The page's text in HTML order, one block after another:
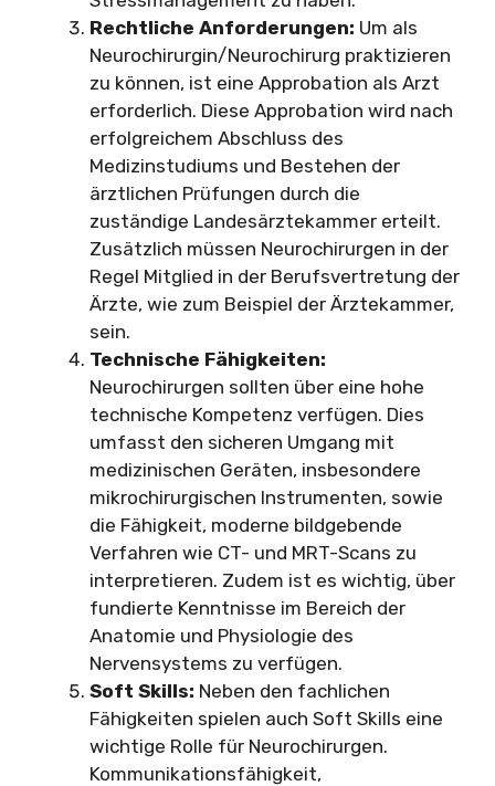
Rechtliche Anforderungen: Um als
Neurochirurgin/Neurochirurg praktizieren
zu können, ist eine Approbation als Arzt
erforderlich. Diese Approbation wird nach
erfolgreichem Abschluss des
Medizinstudiums und Bestehen der
ärztlichen Prüfungen durch die
zuständige Landesärztekammer erteilt.
Zusätzlich müssen Neurochirurgen in der
Regel Mitglied in der Berufsvertretung der
Ärzte, wie zum Beispiel der Ärztekammer,
sein.
Technische Fähigkeiten:
Neurochirurgen sollten über eine hohe
technische Kompetenz verfügen. Dies
umfasst den sicheren Umgang mit
medizinischen Geräten, insbesondere
mikrochirurgischen Instrumenten, sowie
die Fähigkeit, moderne bildgebende
Verfahren wie CT- und MRT-Scans zu
interpretieren. Zudem ist es wichtig, über
fundierte Kenntnisse im Bereich der
Anatomie und Physiologie des
Nervensystems zu verfügen.
Soft Skills: Neben den fachlichen
Fähigkeiten spielen auch Soft Skills eine
wichtige Rolle für Neurochirurgen.
Kommunikationsfähigkeit,